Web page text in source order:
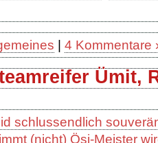
4 Kommentare
Ümit,
schlussendlich
(nicht) Ösi-Meister